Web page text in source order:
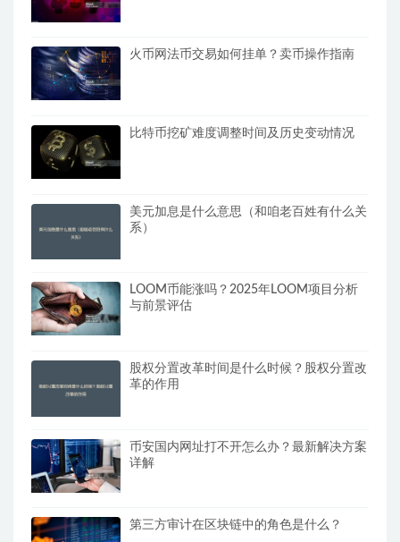
火币网法币交易如何挂单？卖币操作指南
比特币挖矿难度调整时间及历史变动情况
美元加息是什么意思（和咱老百姓有什么关
系）
LOOM币能涨吗？2025年LOOM项目分析
与前景评估
股权分置改革时间是什么时候？股权分置改
革的作用
币安国内网址打不开怎么办？最新解决方案
详解
第三方审计在区块链中的角色是什么？